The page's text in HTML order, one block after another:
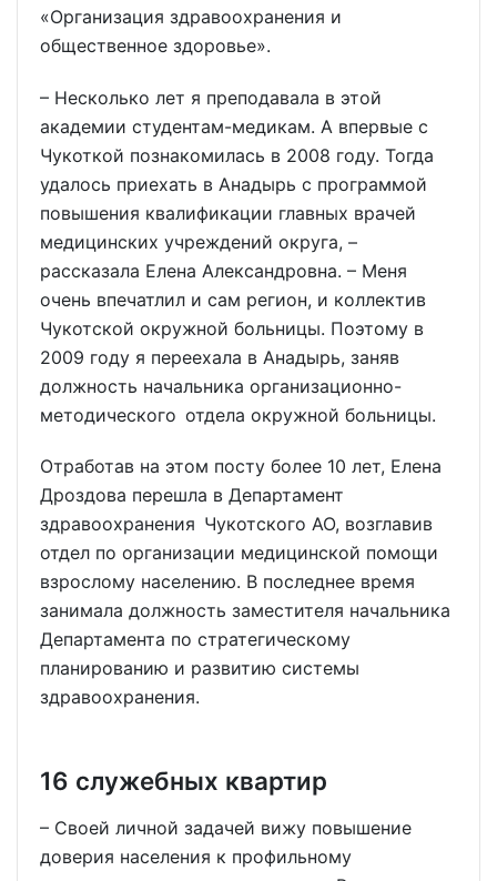
«Организация здравоохранения и
общественное здоровье».
– Несколько лет я преподавала в этой
академии студентам-медикам. А впервые с
Чукоткой познакомилась в 2008 году. Тогда
удалось приехать в Анадырь с программой
повышения квалификации главных врачей
медицинских учреждений округа, –
рассказала Елена Александровна. – Меня
очень впечатлил и сам регион, и коллектив
Чукотской окружной больницы. Поэтому в
2009 году я переехала в Анадырь, заняв
должность начальника организационно-
методического отдела окружной больницы.
Отработав на этом посту более 10 лет, Елена
Дроздова перешла в Департамент
здравоохранения Чукотского АО, возглавив
отдел по организации медицинской помощи
взрослому населению. В последнее время
занимала должность заместителя начальника
Департамента по стратегическому
планированию и развитию системы
здравоохранения.
16 служебных квартир
– Своей личной задачей вижу повышение
доверия населения к профильному